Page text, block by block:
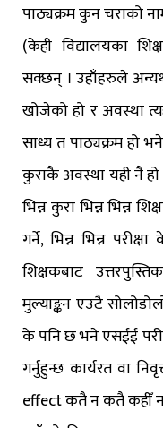
पाठ्यक्रम कुन चराको
(केही विद्यालयका
सक्छन् । उहाँहरुले
खोजेको हो र अवस्था
साध्य त पाठ्यक्रम हो
कुराकै अवस्था यही नै हो
भिन्न कुरा भिन्न भिन्न
गर्ने, भिन्न भिन्न परीक्षा
शिक्षकबाट
मुल्याङ्कन एउटै
के पनि छ भने एसईई
गर्नुहुन्छ कार्यरत वा
effect कतै न कतै कहीँ